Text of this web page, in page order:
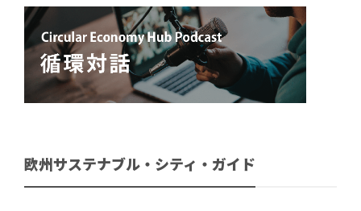
欧州サステナブル・シティ・ガイド